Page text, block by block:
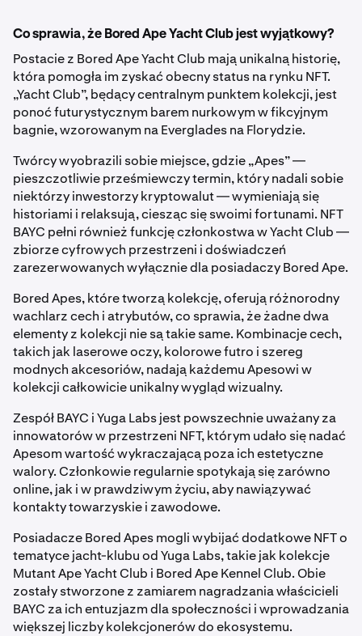
Co sprawia, że Bored Ape Yacht Club jest wyjątkowy?
Postacie z Bored Ape Yacht Club mają unikalną historię,
która pomogła im zyskać obecny status na rynku NFT.
„Yacht Club”, będący centralnym punktem kolekcji, jest
ponoć futurystycznym barem nurkowym w fikcyjnym
bagnie, wzorowanym na Everglades na Florydzie.
Twórcy wyobrazili sobie miejsce, gdzie „Apes” —
pieszczotliwie prześmiewczy termin, który nadali sobie
niektórzy inwestorzy kryptowalut — wymieniają się
historiami i relaksują, ciesząc się swoimi fortunami. NFT
BAYC pełni również funkcję członkostwa w Yacht Club —
zbiorze cyfrowych przestrzeni i doświadczeń
zarezerwowanych wyłącznie dla posiadaczy Bored Ape.
Bored Apes, które tworzą kolekcję, oferują różnorodny
wachlarz cech i atrybutów, co sprawia, że żadne dwa
elementy z kolekcji nie są takie same. Kombinacje cech,
takich jak laserowe oczy, kolorowe futro i szereg
modnych akcesoriów, nadają każdemu Apesowi w
kolekcji całkowicie unikalny wygląd wizualny.
Zespół BAYC i Yuga Labs jest powszechnie uważany za
innowatorów w przestrzeni NFT, którym udało się nadać
Apesom wartość wykraczającą poza ich estetyczne
walory. Członkowie regularnie spotykają się zarówno
online, jak i w prawdziwym życiu, aby nawiązywać
kontakty towarzyskie i zawodowe.
Posiadacze Bored Apes mogli wybijać dodatkowe NFT o
tematyce jacht-klubu od Yuga Labs, takie jak kolekcje
Mutant Ape Yacht Club i Bored Ape Kennel Club. Obie
zostały stworzone z zamiarem nagradzania właścicieli
BAYC za ich entuzjazm dla społeczności i wprowadzania
większej liczby kolekcjonerów do ekosystemu.